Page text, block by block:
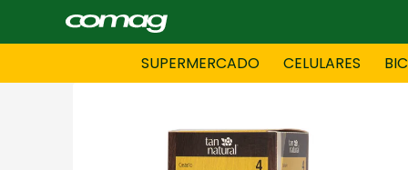
SUPERMERCADO CELULARES
BAZAR